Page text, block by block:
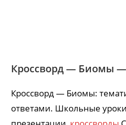
Кроссворд — Биомы
Кроссворд — Биомы:
ответами. Школьные